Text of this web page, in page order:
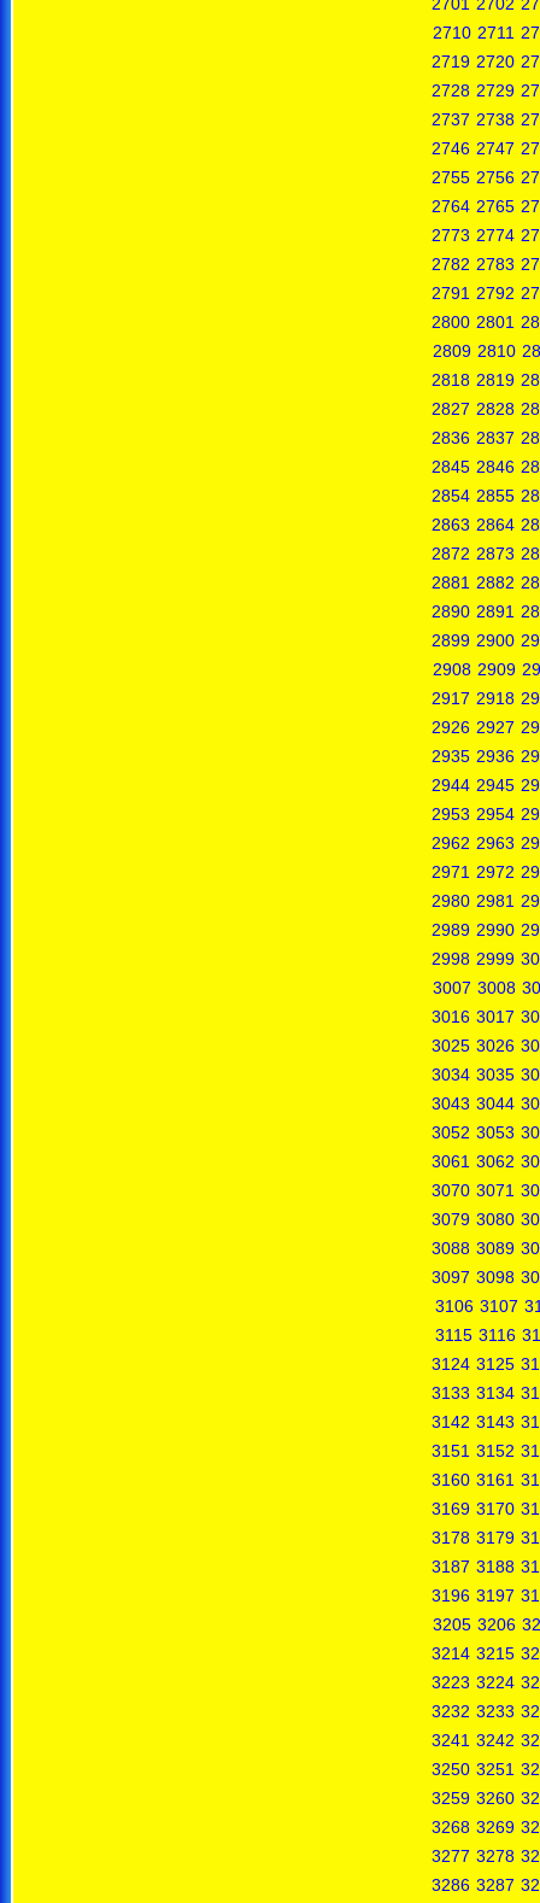
2710 2711
2719 2720
2728 2729
2737 2738
2746 2747
2755 2756
2764 2765
2773 2774
2782 2783
2791 2792
2800 2801
2809 2810
2818 2819
2827 2828
2836 2837
2845 2846
2854 2855
2863 2864
2872 2873
2881 2882
2890 2891
2899 2900
2908 2909
2917 2918
2926 2927
2935 2936
2944 2945
2953 2954
2962 2963
2971 2972
2980 2981
2989 2990
2998 2999
3007 3008
3016 3017
3025 3026
3034 3035
3043 3044
3052 3053
3061 3062
3070 3071
3079 3080
3088 3089
3097 3098
3106 3107
3115 3116
3124 3125
3133 3134
3142 3143
3151 3152
3160 3161
3169 3170
3178 3179
3187 3188
3196 3197
3205 3206
3214 3215
3223 3224
3232 3233
3241 3242
3250 3251
3259 3260
3268 3269
3277 3278
3286 3287